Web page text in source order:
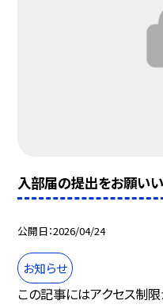
入部届の提出をお願いい
公開日 2026/04/24
お知らせ
この記事にはアクセス制